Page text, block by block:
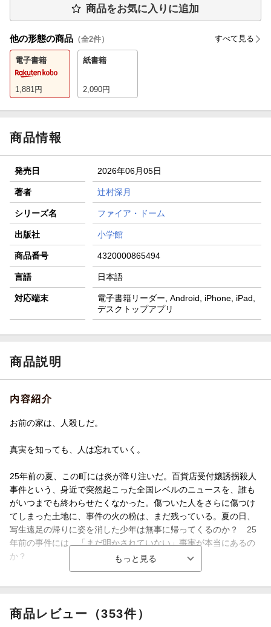
商品をお気に入りに追加
他の形態の商品 （全2件） すべて見る
電子書籍
1,881 円
紙書籍
2,090円
商品情報
発売日 2026年06月05日
著者 辻村深月
シリーズ名 ファイア・ドーム
出版社 小学館
商品番号 4320000865494
言語 日本語
対応端末
電子書籍リーダー, Android, iPhone, iPad,
デスクトップアプリ
商品説明
内容紹介
お前の家は、人殺しだ。
真実を知っても、人は忘れていく。
25年前の夏、この町には炎が降り注いだ。百貨店受付嬢誘拐殺人
事件という、身近で突然起こった全国レベルのニュースを、誰も
がいつまでも終わらせたくなかった。傷ついた人をさらに傷つけ
てしまった土地に、事件の火の粉は、まだ残っている。夏の日、
写生遠足の帰りに姿を消した少年は無事に帰ってくるのか？ 25
年前の事件には、「まだ明かされていない」事実が本当にあるの
か？
商品レビュー（353件）